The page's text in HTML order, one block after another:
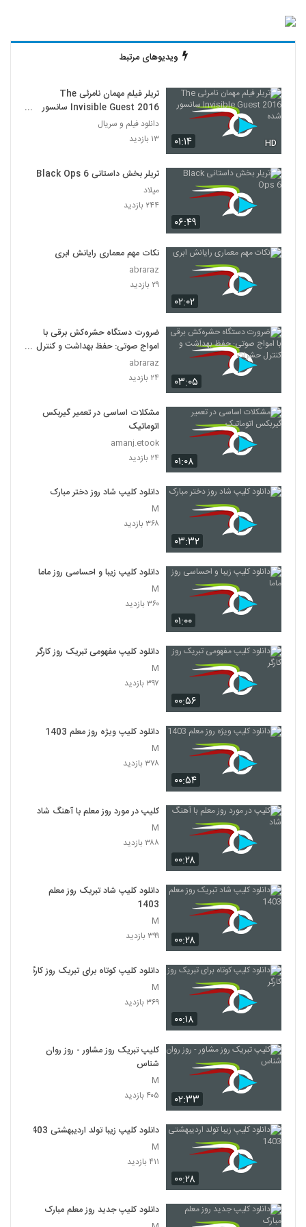
ویدیوهای مرتبط
۰۱:۱۴ HD
تریلر فیلم مهمان نامرئی The
Invisible Guest 2016 سانسور
شده
دانلود فیلم و سریال
۱۳ بازدید
۰۶:۴۹
تریلر بخش داستانی Black Ops 6
میلاد
۲۴۴ بازدید
۰۲:۰۲
نکات مهم معماری رایانش ابری
abraraz
۲۹ بازدید
۰۳:۰۵
ضرورت دستگاه حشره‌کش برقی با
امواج صوتی: حفظ بهداشت و کنترل
حشرات
abraraz
۲۴ بازدید
۰۱:۰۸
مشکلات اساسی در تعمیر گیربکس
اتوماتیک
amanj.etook
۲۴ بازدید
۰۳:۳۲
دانلود کلیپ شاد روز دختر مبارک
M
۳۶۸ بازدید
۰۱:۰۰
دانلود کلیپ زیبا و احساسی روز ماما
M
۳۶۰ بازدید
۰۰:۵۶
دانلود کلیپ مفهومی تبریک روز کارگر
M
۳۹۷ بازدید
۰۰:۵۴
دانلود کلیپ ویژه روز معلم 1403
M
۳۷۸ بازدید
۰۰:۲۸
کلیپ در مورد روز معلم با آهنگ شاد
M
۳۸۸ بازدید
۰۰:۲۸
دانلود کلیپ شاد تبریک روز معلم
1403
M
۳۹۹ بازدید
۰۰:۱۸
دانلود کلیپ کوتاه برای تبریک روز کارگر
M
۳۶۹ بازدید
۰۲:۳۳
کلیپ تبریک روز مشاور - روز روان
شناس
M
۴۰۵ بازدید
۰۰:۲۸
دانلود کلیپ زیبا تولد اردیبهشتی 1403
M
۴۱۱ بازدید
دانلود کلیپ جدید روز معلم مبارک